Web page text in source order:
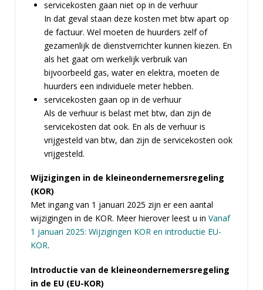
servicekosten gaan niet op in de verhuur
In dat geval staan deze kosten met btw apart op
de factuur. Wel moeten de huurders zelf of
gezamenlijk de dienstverrichter kunnen kiezen. En
als het gaat om werkelijk verbruik van
bijvoorbeeld gas, water en elektra, moeten de
huurders een individuele meter hebben.
servicekosten gaan op in de verhuur
Als de verhuur is belast met btw, dan zijn de
servicekosten dat ook. En als de verhuur is
vrijgesteld van btw, dan zijn de servicekosten ook
vrijgesteld.
Wijzigingen in de kleineondernemersregeling
(KOR)
Met ingang van 1 januari 2025 zijn er een aantal
wijzigingen in de KOR. Meer hierover leest u in Vanaf
1 januari 2025: Wijzigingen KOR en introductie EU-
KOR.
Introductie van de kleineondernemersregeling
in de EU (EU-KOR)